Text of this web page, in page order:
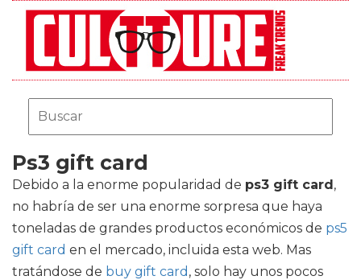
Ps3 gift card
Debido a la enorme popularidad de ps3 gift card,
no habría de ser una enorme sorpresa que haya
toneladas de grandes productos económicos de ps5
gift card en el mercado, incluida esta web. Mas
tratándose de buy gift card , solo hay unos pocos